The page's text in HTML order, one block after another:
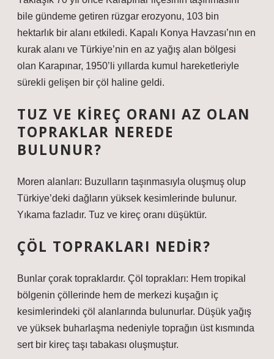
bile gündeme getiren rüzgar erozyonu, 103 bin
hektarlık bir alanı etkiledi. Kapalı Konya Havzası’nın en
kurak alanı ve Türkiye’nin en az yağış alan bölgesi
olan Karapınar, 1950’li yıllarda kumul hareketleriyle
sürekli gelişen bir çöl haline geldi.
TUZ VE KIREÇ ORANI AZ OLAN
TOPRAKLAR NEREDE
BULUNUR?
Moren alanları: Buzulların taşınmasıyla oluşmuş olup
Türkiye’deki dağların yüksek kesimlerinde bulunur.
Yıkama fazladır. Tuz ve kireç oranı düşüktür.
ÇÖL TOPRAKLARI NEDIR?
Bunlar çorak topraklardır. Çöl toprakları: Hem tropikal
bölgenin çöllerinde hem de merkezi kuşağın iç
kesimlerindeki çöl alanlarında bulunurlar. Düşük yağış
ve yüksek buharlaşma nedeniyle toprağın üst kısmında
sert bir kireç taşı tabakası oluşmuştur.